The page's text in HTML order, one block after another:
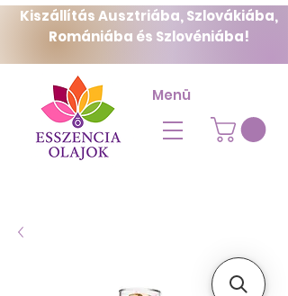
Kiszállítás Ausztriába, Szlovákiába,
Romániába és Szlovéniába!
Menü